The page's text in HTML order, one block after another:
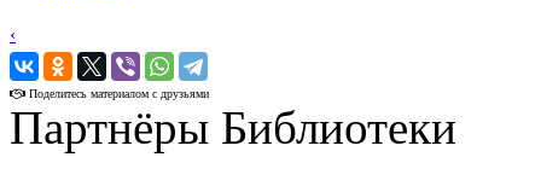
‹
›
Поделитесь материалом с друзьями
Партнёры Библиотеки